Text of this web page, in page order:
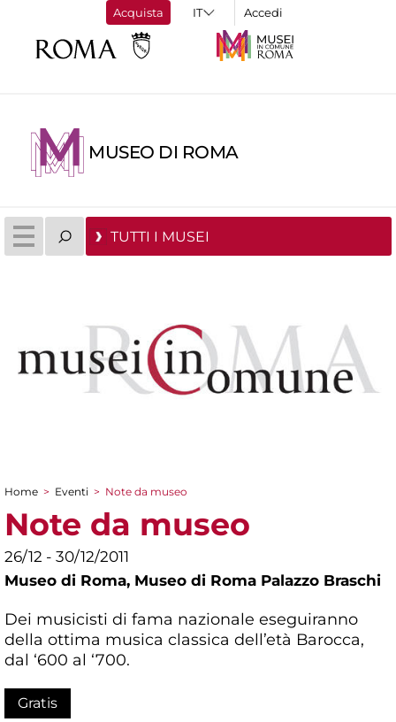
Acquista Accedi
MUSEO DI ROMA
TUTTI I MUSEI
Tu sei qui
Home > Eventi > Note da museo
Note da museo
26/12 - 30/12/2011
Museo di Roma, Museo di Roma Palazzo Braschi
Dei musicisti di fama nazionale eseguiranno
della ottima musica classica dell’età Barocca,
dal ‘600 al ‘700.
Gratis